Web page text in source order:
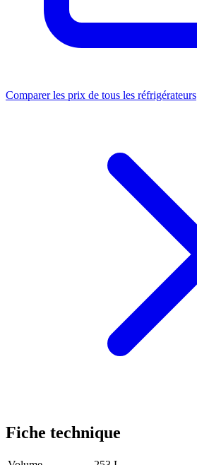
Comparer les prix de tous les réfrigérateurs
Fiche technique